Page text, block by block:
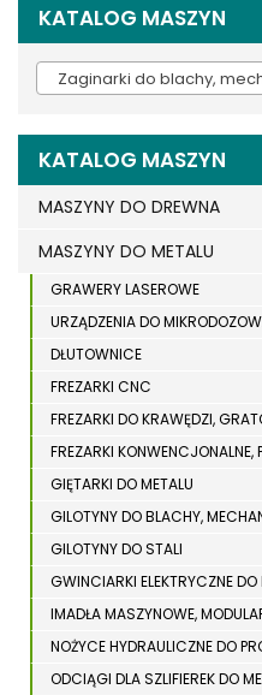
KATALOG MASZYN
Zaginarki do blachy,
KATALOG MASZYN
MASZYNY DO DREWNA
MASZYNY DO METALU
GRAWERY LASEROWE
URZĄDZENIA DO
DŁUTOWNICE
FREZARKI CNC
FREZARKI DO KRAWĘDZI,
FREZARKI KONWENCJONALNE,
GIĘTARKI DO METALU
GILOTYNY DO BLACHY,
GILOTYNY DO STALI
GWINCIARKI ELEKTRYCZNE DO
IMADŁA MASZYNOWE,
NOŻYCE HYDRAULICZNE DO
ODCIĄGI DLA SZLIFIEREK DO